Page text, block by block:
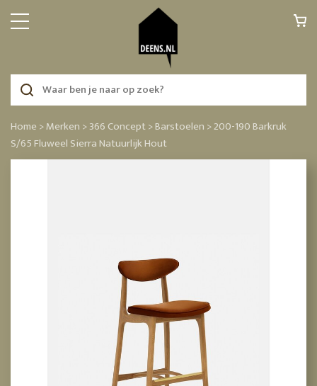
Home >Merken >366 Concept >Barstoelen >200-190 Barkruk
S/65 Fluweel Sierra Natuurlijk Hout